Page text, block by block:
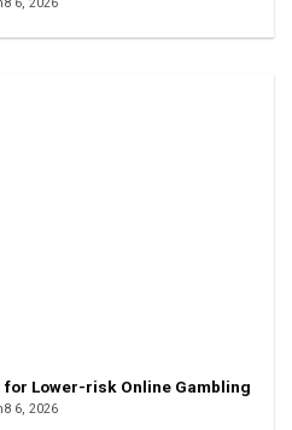
6, 2026
for Lower-risk Online Gambling
6, 2026